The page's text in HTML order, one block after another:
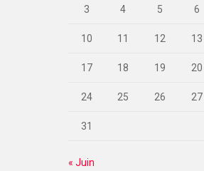
3 4 5 6
10 11 12 13
17 18 19 20
24 25 26 27
31
« Juin